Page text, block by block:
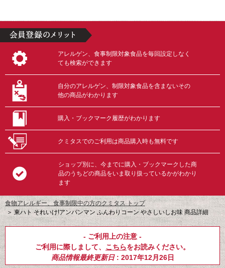
アレルゲン、食事制限対象食品を毎回設定しなく
ても検索ができます
自分のアレルゲン、制限対象食品を含まないその
他の商品がわかります
購入・ブックマーク履歴がわかります
クミタスでのご利用は商品購入時も無料です
ショップ別に、今までに購入・ブックマークした商
品のうちどの商品をいま取り扱っているかがわかり
ます
食物アレルギー、食事制限中の方のクミタス トップ
＞東ハト それいけ!アンパンマン ふんわりコーン やさしいしお味 商品詳細
- ご利用上の注意 -
ご利用に際しまして、 こちらをお読みください。
商品情報最終更新日: 2017年12月26日